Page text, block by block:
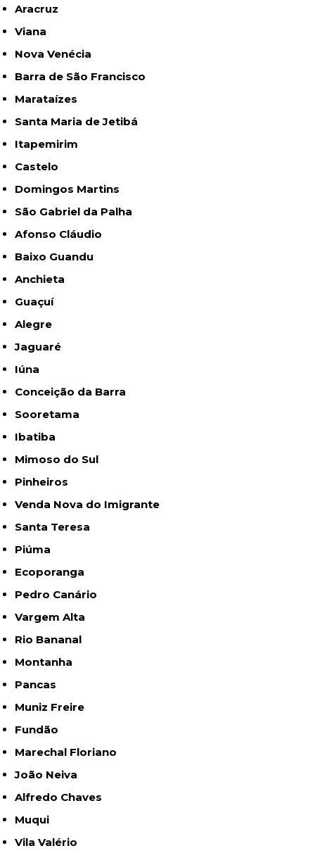
Aracruz
Viana
Nova Venécia
Barra de São Francisco
Marataízes
Santa Maria de Jetibá
Itapemirim
Castelo
Domingos Martins
São Gabriel da Palha
Afonso Cláudio
Baixo Guandu
Anchieta
Guaçuí
Alegre
Jaguaré
Iúna
Conceição da Barra
Sooretama
Ibatiba
Mimoso do Sul
Pinheiros
Venda Nova do Imigrante
Santa Teresa
Piúma
Ecoporanga
Pedro Canário
Vargem Alta
Rio Bananal
Montanha
Pancas
Muniz Freire
Fundão
Marechal Floriano
João Neiva
Alfredo Chaves
Muqui
Vila Valério